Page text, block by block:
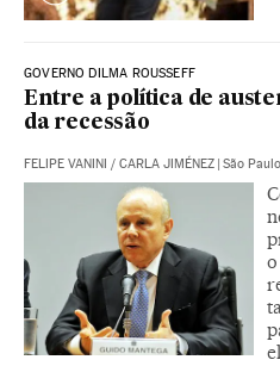
GOVERNO DILMA ROUSSEFF
Entre a política de
da recessão
FELIPE VANINI / CARLA JIMÉNEZ São Paulo